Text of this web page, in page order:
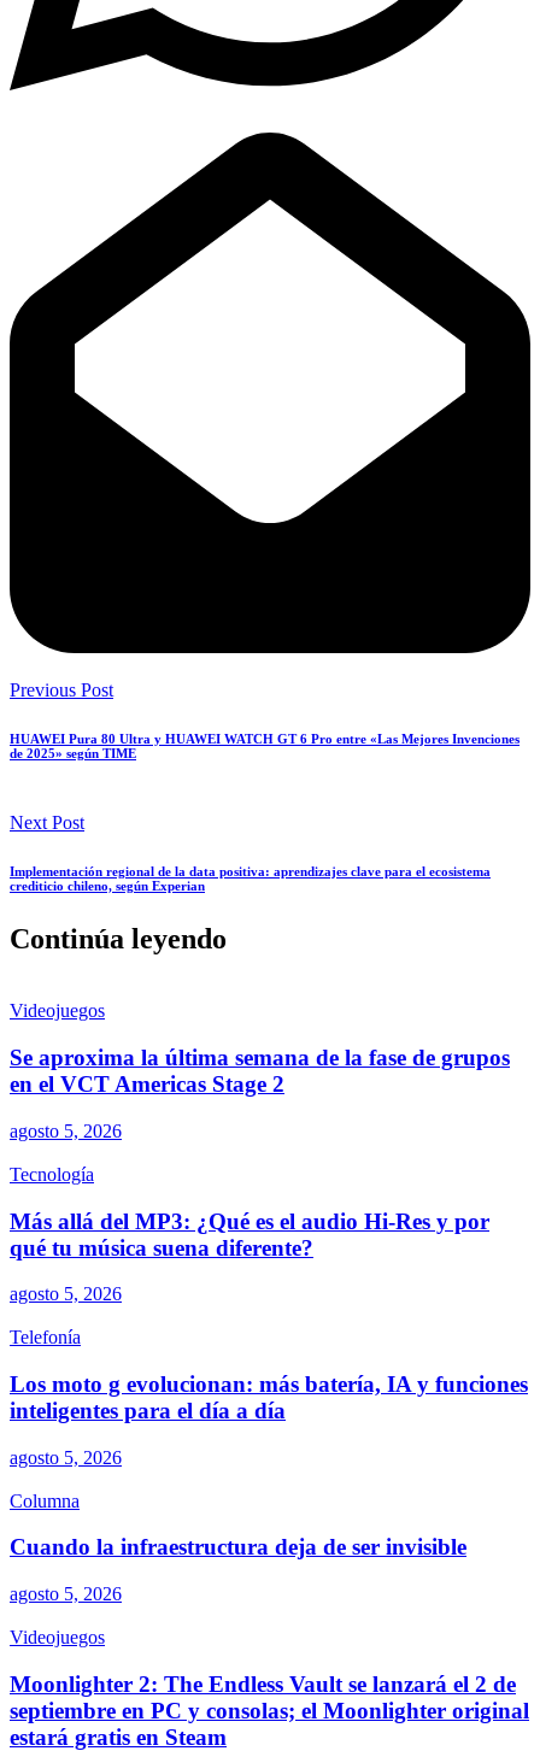
Previous Post
HUAWEI Pura 80 Ultra y HUAWEI WATCH GT 6 Pro entre «Las Mejores Invenciones
de 2025» según TIME
Next Post
Implementación regional de la data positiva: aprendizajes clave para el ecosistema
crediticio chileno, según Experian
Continúa leyendo
Videojuegos
Se aproxima la última semana de la fase de grupos
en el VCT Americas Stage 2
agosto 5, 2026
Tecnología
Más allá del MP3: ¿Qué es el audio Hi-Res y por
qué tu música suena diferente?
agosto 5, 2026
Telefonía
Los moto g evolucionan: más batería, IA y funciones
inteligentes para el día a día
agosto 5, 2026
Columna
Cuando la infraestructura deja de ser invisible
agosto 5, 2026
Videojuegos
Moonlighter 2: The Endless Vault se lanzará el 2 de
septiembre en PC y consolas; el Moonlighter original
estará gratis en Steam